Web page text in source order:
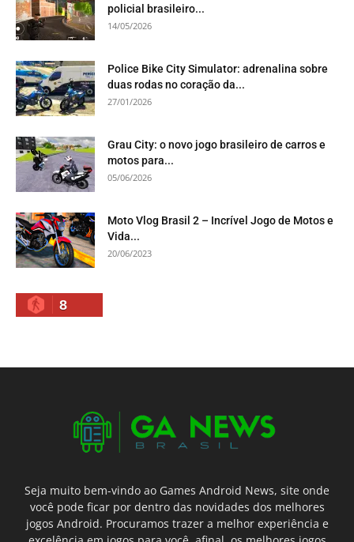
policial brasileiro...
14/05/2026
Police Bike City Simulator: adrenalina sobre
duas rodas no coração da...
27/01/2026
Grau City: o novo jogo brasileiro de carros e
motos para...
05/06/2026
Moto Vlog Brasil 2 – Incrível Jogo de Motos e
Vida...
20/06/2023
8
Seja muito bem-vindo ao Games Android News, site onde
você pode ficar por dentro das novidades dos melhores
jogos Android. Procuramos trazer a melhor experiência e